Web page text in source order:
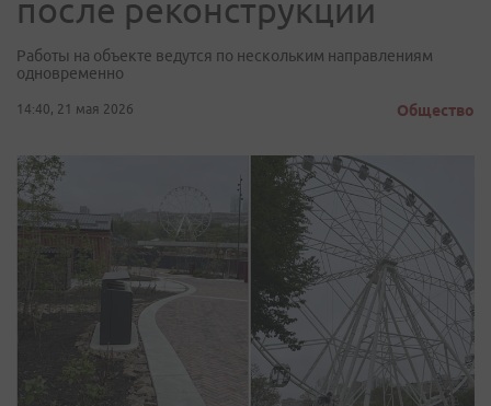
после реконструкции
Работы на объекте ведутся по нескольким направлениям
одновременно
14:40, 21 мая 2026 Общество